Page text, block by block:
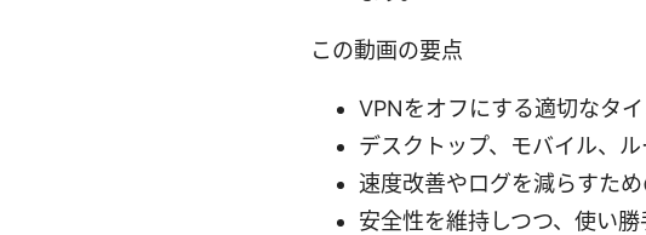
この動画の要点
VPNをオフにする適切なタ
デスクトップ、モバイル、
速度改善やログを減らすた
安全性を維持しつつ、使い